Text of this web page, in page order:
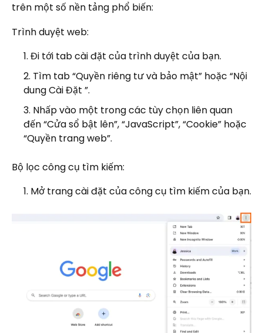
trên một số nền tảng phổ biến:
Trình duyệt web:
Đi tới tab cài đặt của trình duyệt của bạn.
Tìm tab “Quyền riêng tư và bảo mật” hoặc “Nội
dung Cài Đặt ”.
Nhấp vào một trong các tùy chọn liên quan
đến “Cửa sổ bật lên”, “JavaScript”, “Cookie” hoặc
“Quyền trang web”.
Bộ lọc công cụ tìm kiếm:
Mở trang cài đặt của công cụ tìm kiếm của bạn.